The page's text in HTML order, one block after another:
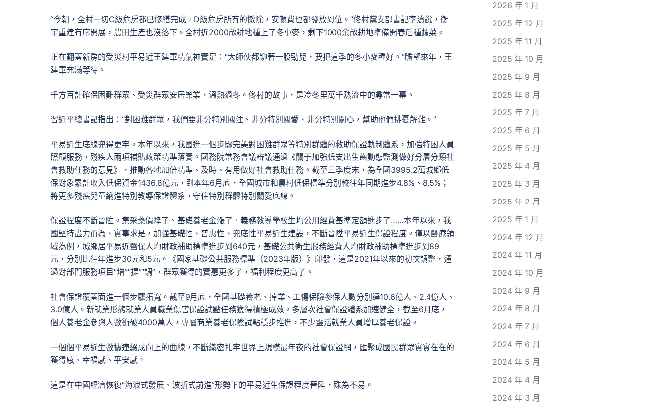
“今朝，全村一切C級危房都已修繕完成，D級危房所有的撤除，安頓費也都發放到位。”佟村黨支部書記李濤說，衡
宇重建有序開展，農田生產也沒落下。全村近2000畝耕地種上了冬小麥，剩下1000余畝耕地準備開春后種蔬菜。
正在翻蓋新房的受災村平易近王建軍精氣神實足：“大師伙都鉚著一股勁兒，要把這季的冬小麥種好。”瞻望來年，王
建軍充滿等待。
千方百計確保困難群眾、受災群眾安居樂業，溫熱過冬。佟村的故事，是冷冬里萬千熱流中的尋常一幕。
習近平總書記指出：“對困難群眾，我們要非分特別關注、非分特別關愛、非分特別關心，幫助他們排憂解難。”
平易近生底線兜得更牢。本年以來，我國進一個步驟完美對困難群眾等特別群體的救助保證軌制體系，加強特困人員
照顧服務，殘疾人兩項補貼政策精準落實。國務院常務會議審議通過《關于加強低支出生齒動態監測做好分層分類社
會救助任務的意見》，推動各地加倍精準、及時、有用做好社會救助任務。截至三季度末，為全國3995.2萬城鄉低
保對象累計收入低保資金1436.8億元，到本年6月底，全國城市和農村低保標準分別較往年同期進步4.8%、8.5%；
將更多殘疾兒童納進特別教導保證體系，守住特別群體特別關愛底線。
保證程度不斷晉陞。集采藥價降了、基礎養老金漲了、義務教導學校生均公用經費基準定額進步了……本年以來，我
國堅持盡力而為、實事求是，加強基礎性、普惠性、兜底性平易近生建設，不斷晉陞平易近生保證程度。僅以醫療領
域為例，城鄉居平易近醫保人均財政補助標準進步到640元，基礎公共衛生服務經費人均財政補助標準進步到89
元，分別比往年進步30元和5元。《國家基礎公共服務標準（2023年版）》印發，這是2021年以來的初次調整，通
過對部門服務項目“增”“提”“調”，群眾獲得的實惠更多了，福利程度更高了。
社會保證覆蓋面進一個步驟拓寬。截至9月底，全國基礎養老、掉業、工傷保險參保人數分別達10.6億人、2.4億人、
3.0億人。新就業形態就業人員職業傷害保證試點任務獲得積極成效。多層次社會保證體系加速健全，截至6月底，
個人養老金參與人數衝破4000萬人，專屬商業養老保險試點穩步推進，不少靈活就業人員增厚養老保證。
一個個平易近生數據連綴成向上的曲線，不斷織密扎牢世界上規模最年夜的社會保證網，匯聚成國民群眾實實在在的
獲得感、幸福感、平安感。
這是在中國經濟恢復“海浪式發展、波折式前進”形勢下的平易近生保證程度晉陞，殊為不易。
2026 年 1 月
2025 年 12 月
2025 年 11 月
2025 年 10 月
2025 年 9 月
2025 年 8 月
2025 年 7 月
2025 年 6 月
2025 年 5 月
2025 年 4 月
2025 年 3 月
2025 年 2 月
2025 年 1 月
2024 年 12 月
2024 年 11 月
2024 年 10 月
2024 年 9 月
2024 年 8 月
2024 年 7 月
2024 年 6 月
2024 年 5 月
2024 年 4 月
2024 年 3 月